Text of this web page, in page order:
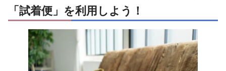
「試着便」を利用しよう！